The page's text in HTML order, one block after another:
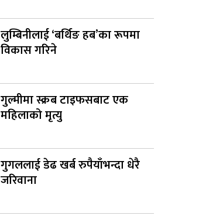
लुम्बिनीलाई ‘बर्थिङ हब’का रूपमा
विकास गरिने
गुल्मीमा स्क्रब टाइफसबाट एक
महिलाको मृत्यु
गुगललाई डेढ खर्ब रुपैयाँभन्दा धेरै
जरिवाना